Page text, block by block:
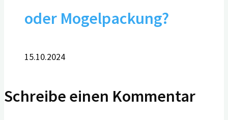
oder Mogelpackung?
15.10.2024
Schreibe einen Kommentar